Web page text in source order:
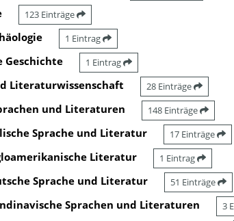
123 Einträge
1 Eintrag
Geschichte 1 Eintrag
Literaturwissenschaft 28 Einträge
und Literaturen 148 Einträge
Sprache und Literatur 17 Einträge
Literatur 1 Eintrag
Sprache und Literatur 51 Einträge
Sprachen und Literaturen 3